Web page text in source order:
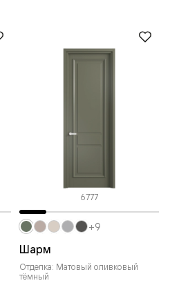
6777
Шарм
Отделка: Матовый оливковый
тёмный
+9